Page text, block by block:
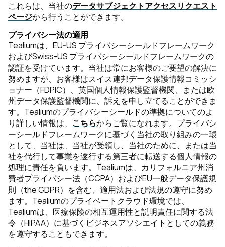
これらは、当社のデータサブジェクトアクセスリクエスト
ページから行うことができます。
プライバシー法の適用
Tealiumは、EU-US プライバシーシールドフレームワーク
およびSwiss-US プライバシーシールドフレームワークの
認証を受けています。当社は常にお客様のご要望の解決に
努めますが、お客様はスイス連邦データ保護情報コミッシ
ョナー（FDPIC）、英国個人情報保護監督機関、または欧
州データ保護監督機関に、訴えを申し立てることができま
す。Tealiumのプライバシーシールドの準拠についてのよ
り詳しい情報は、 こちらからご覧になれます。プライバシ
ーシールドフレームワークに基づく当社の取り組みの一環
として、当社は、当社が受領し、当社のために、または当
社を代行して事業を遂行する第三者に転送する個人情報の
処理に責任を負います。Tealiumは、カリフォルニア州消
費者プライバシー法（CCPA）およびEU一般データ保護規
則（the GDPR）を含む、適用法および法規の遵守に努め
ます。Tealiumのプライベートクラウド環境では、
Tealiumは、医療保険の相互運用性と説明責任に関する法
令（HIPAA）に基づくビジネスアソシエイトとしての義務
を遵守することもできます。